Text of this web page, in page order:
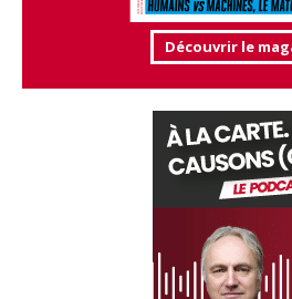
Découvrir le